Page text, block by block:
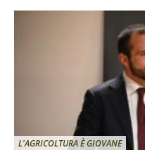
L'AGRICOLTURA È GIOVANE